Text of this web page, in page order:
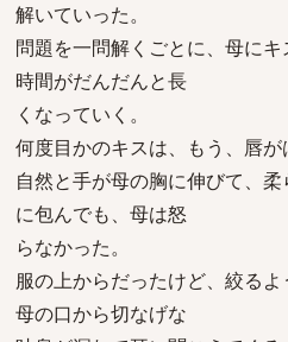
解いていった。
問題を一問解くごとに、母に
時間がだんだんと長
くなっていく。
何度目かのキスは、もう、唇が
自然と手が母の胸に伸びて、
に包んでも、母は怒
らなかった。
服の上からだったけど、絞るよ
母の口から切なげな